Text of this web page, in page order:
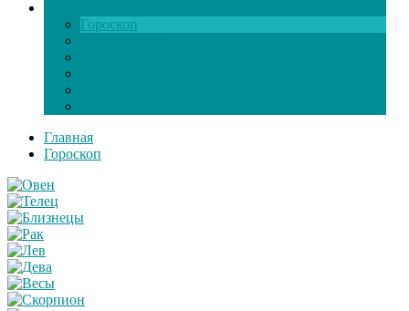
Гороскоп
Главная
Гороскоп